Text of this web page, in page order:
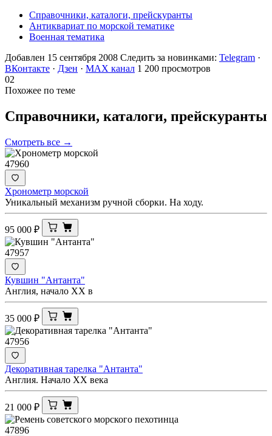
Справочники, каталоги, прейскуранты
Антиквариат по морской тематике
Военная тематика
Добавлен 15 сентября 2008 Следить за новинками: Telegram ·
ВКонтакте · Дзен · MAX канал 1 200 просмотров
02
Похожее по теме
Справочники, каталоги, прейскуранты
Смотреть все →
47960
Хронометр морской
Уникальный механизм ручной сборки. На ходу.
95 000 ₽
47957
Кувшин "Антанта"
Англия, начало ХХ в
35 000 ₽
47956
Декоративная тарелка "Антанта"
Англия. Начало ХХ века
21 000 ₽
47896